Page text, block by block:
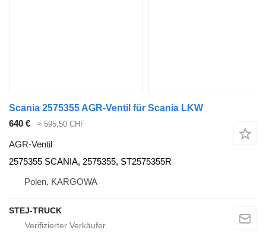
Scania 2575355 AGR-Ventil für Scania LKW
640 €
≈ 595,50 CHF
AGR-Ventil
2575355 SCANIA, 2575355, ST2575355R
Polen, KARGOWA
STEJ-TRUCK